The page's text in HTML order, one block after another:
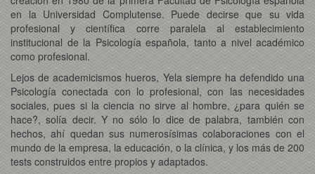
en la Universidad Complutense. Puede decirse que su vida
profesional y científica corre paralela al establecimiento
institucional de la Psicología española, tanto a nivel académico
como profesional.
Lejos de academicismos hueros, Yela siempre ha defendido una
Psicología conectada con lo profesional, con las necesidades
sociales, pues si la ciencia no sirve al hombre, ¿para quién se
hace?, solía decir. Y no sólo lo dice de palabra, también con
hechos, ahí quedan sus numerosísimas colaboraciones con el
mundo de la empresa, la educación, o la clínica, y los más de 200
tests construidos entre propios y adaptados.